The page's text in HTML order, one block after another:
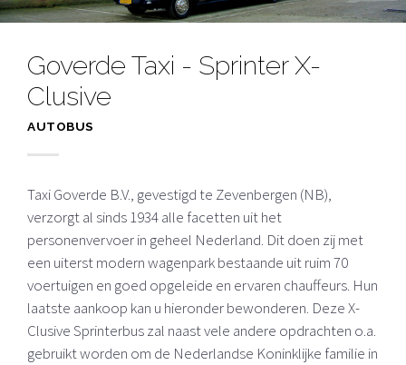
Goverde Taxi - Sprinter X-
Clusive
AUTOBUS
Taxi Goverde B.V., gevestigd te Zevenbergen (NB),
verzorgt al sinds 1934 alle facetten uit het
personenvervoer in geheel Nederland. Dit doen zij met
een uiterst modern wagenpark bestaande uit ruim 70
voertuigen en goed opgeleide en ervaren chauffeurs. Hun
laatste aankoop kan u hieronder bewonderen. Deze X-
Clusive Sprinterbus zal naast vele andere opdrachten o.a.
gebruikt worden om de Nederlandse Koninklijke familie in